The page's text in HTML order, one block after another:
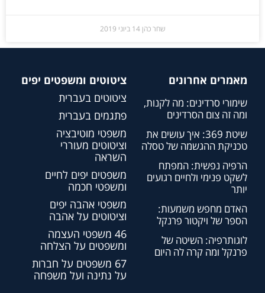
שחר כהן14 ביוני 2019
מאמרים אחרונים
שימורי סרדינים: מה לקנות,
ומה זה צום הסרדינים
שיטת 369: איך עושים את
טכניקת ההגשמה של טסלה
הרפיה נפשית: המפתח
לשקט פנימי ולחיים רגועים
יותר
האדם מחפש משמעות:
הספר של ויקטור פרנקל
לוגותרפיה: השיטה של
פרנקל ומה קרה לה היום
ציטוטים ומשפטים יפים
ציטוטים בעברית
פתגמים בעברית
משפטי מוטיבציה
וציטוטים מעוררי
השראה
משפטים יפים לחיים
ומשפטי חכמה
משפטי אהבה יפים
וציטוטים על אהבה
46 משפטי העצמה
ומשפטים על הצלחה
67 משפטים על חברות
על נתינה ועל משפחה